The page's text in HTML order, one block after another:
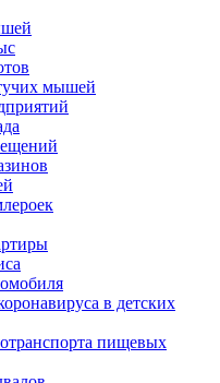
мышей
в детских
пищевых